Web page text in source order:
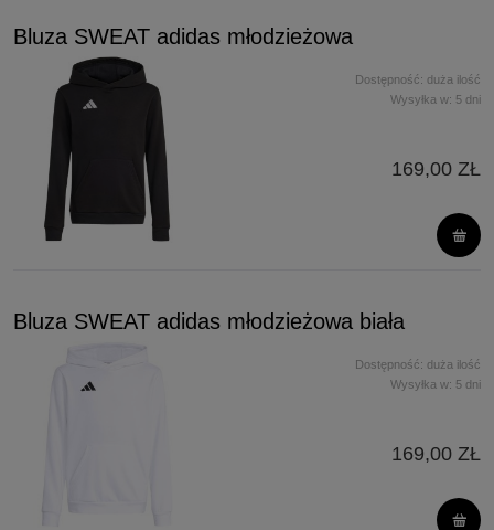
Bluza SWEAT adidas młodzieżowa
Dostępność: duża ilość
Wysyłka w: 5 dni
169,00 ZŁ
Bluza SWEAT adidas młodzieżowa biała
Dostępność: duża ilość
Wysyłka w: 5 dni
169,00 ZŁ